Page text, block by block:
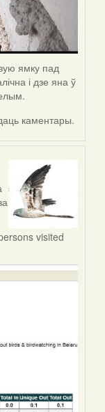
ямку пад
і дзе яна ў
каментары.
visited